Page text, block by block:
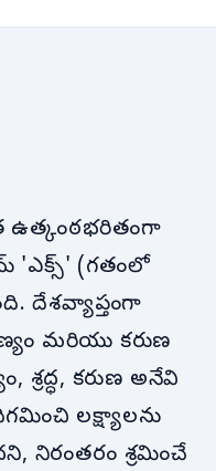
ఉత్కంఠభరితంగా
'ఎక్స్' (గతంలో
దేశవ్యాప్తంగా
మరియు కరుణ
శ్రద్ధ, కరుణ అనేవి
లక్ష్యాలను
నిరంతరం శ్రమించే